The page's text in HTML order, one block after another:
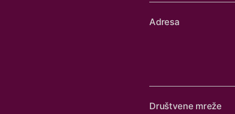
Adresa
Društvene mreže